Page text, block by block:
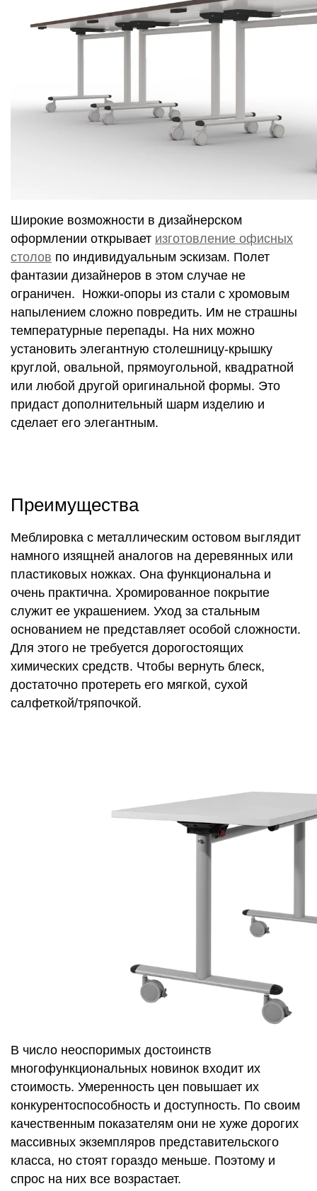
Широкие возможности в дизайнерском
оформлении открывает изготовление офисных
столов по индивидуальным эскизам. Полет
фантазии дизайнеров в этом случае не
ограничен. Ножки-опоры из стали с хромовым
напылением сложно повредить. Им не страшны
температурные перепады. На них можно
установить элегантную столешницу-крышку
круглой, овальной, прямоугольной, квадратной
или любой другой оригинальной формы. Это
придаст дополнительный шарм изделию и
сделает его элегантным.
Преимущества
Меблировка с металлическим остовом выглядит
намного изящней аналогов на деревянных или
пластиковых ножках. Она функциональна и
очень практична. Хромированное покрытие
служит ее украшением. Уход за стальным
основанием не представляет особой сложности.
Для этого не требуется дорогостоящих
химических средств. Чтобы вернуть блеск,
достаточно протереть его мягкой, сухой
салфеткой/тряпочкой.
В число неоспоримых достоинств
многофункциональных новинок входит их
стоимость. Умеренность цен повышает их
конкурентоспособность и доступность. По своим
качественным показателям они не хуже дорогих
массивных экземпляров представительского
класса, но стоят гораздо меньше. Поэтому и
спрос на них все возрастает.